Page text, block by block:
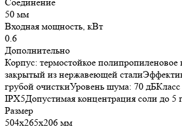
Соединение
50 мм
Входная мощность, кВт
0.6
Дополнительно
Корпус: термостойкое полипропиленовое
закрытый из нержавеющей
грубой очисткиУровень шума: 70
IPX5Допустимая концентрация соли до 5
Размер
504x265x206 мм